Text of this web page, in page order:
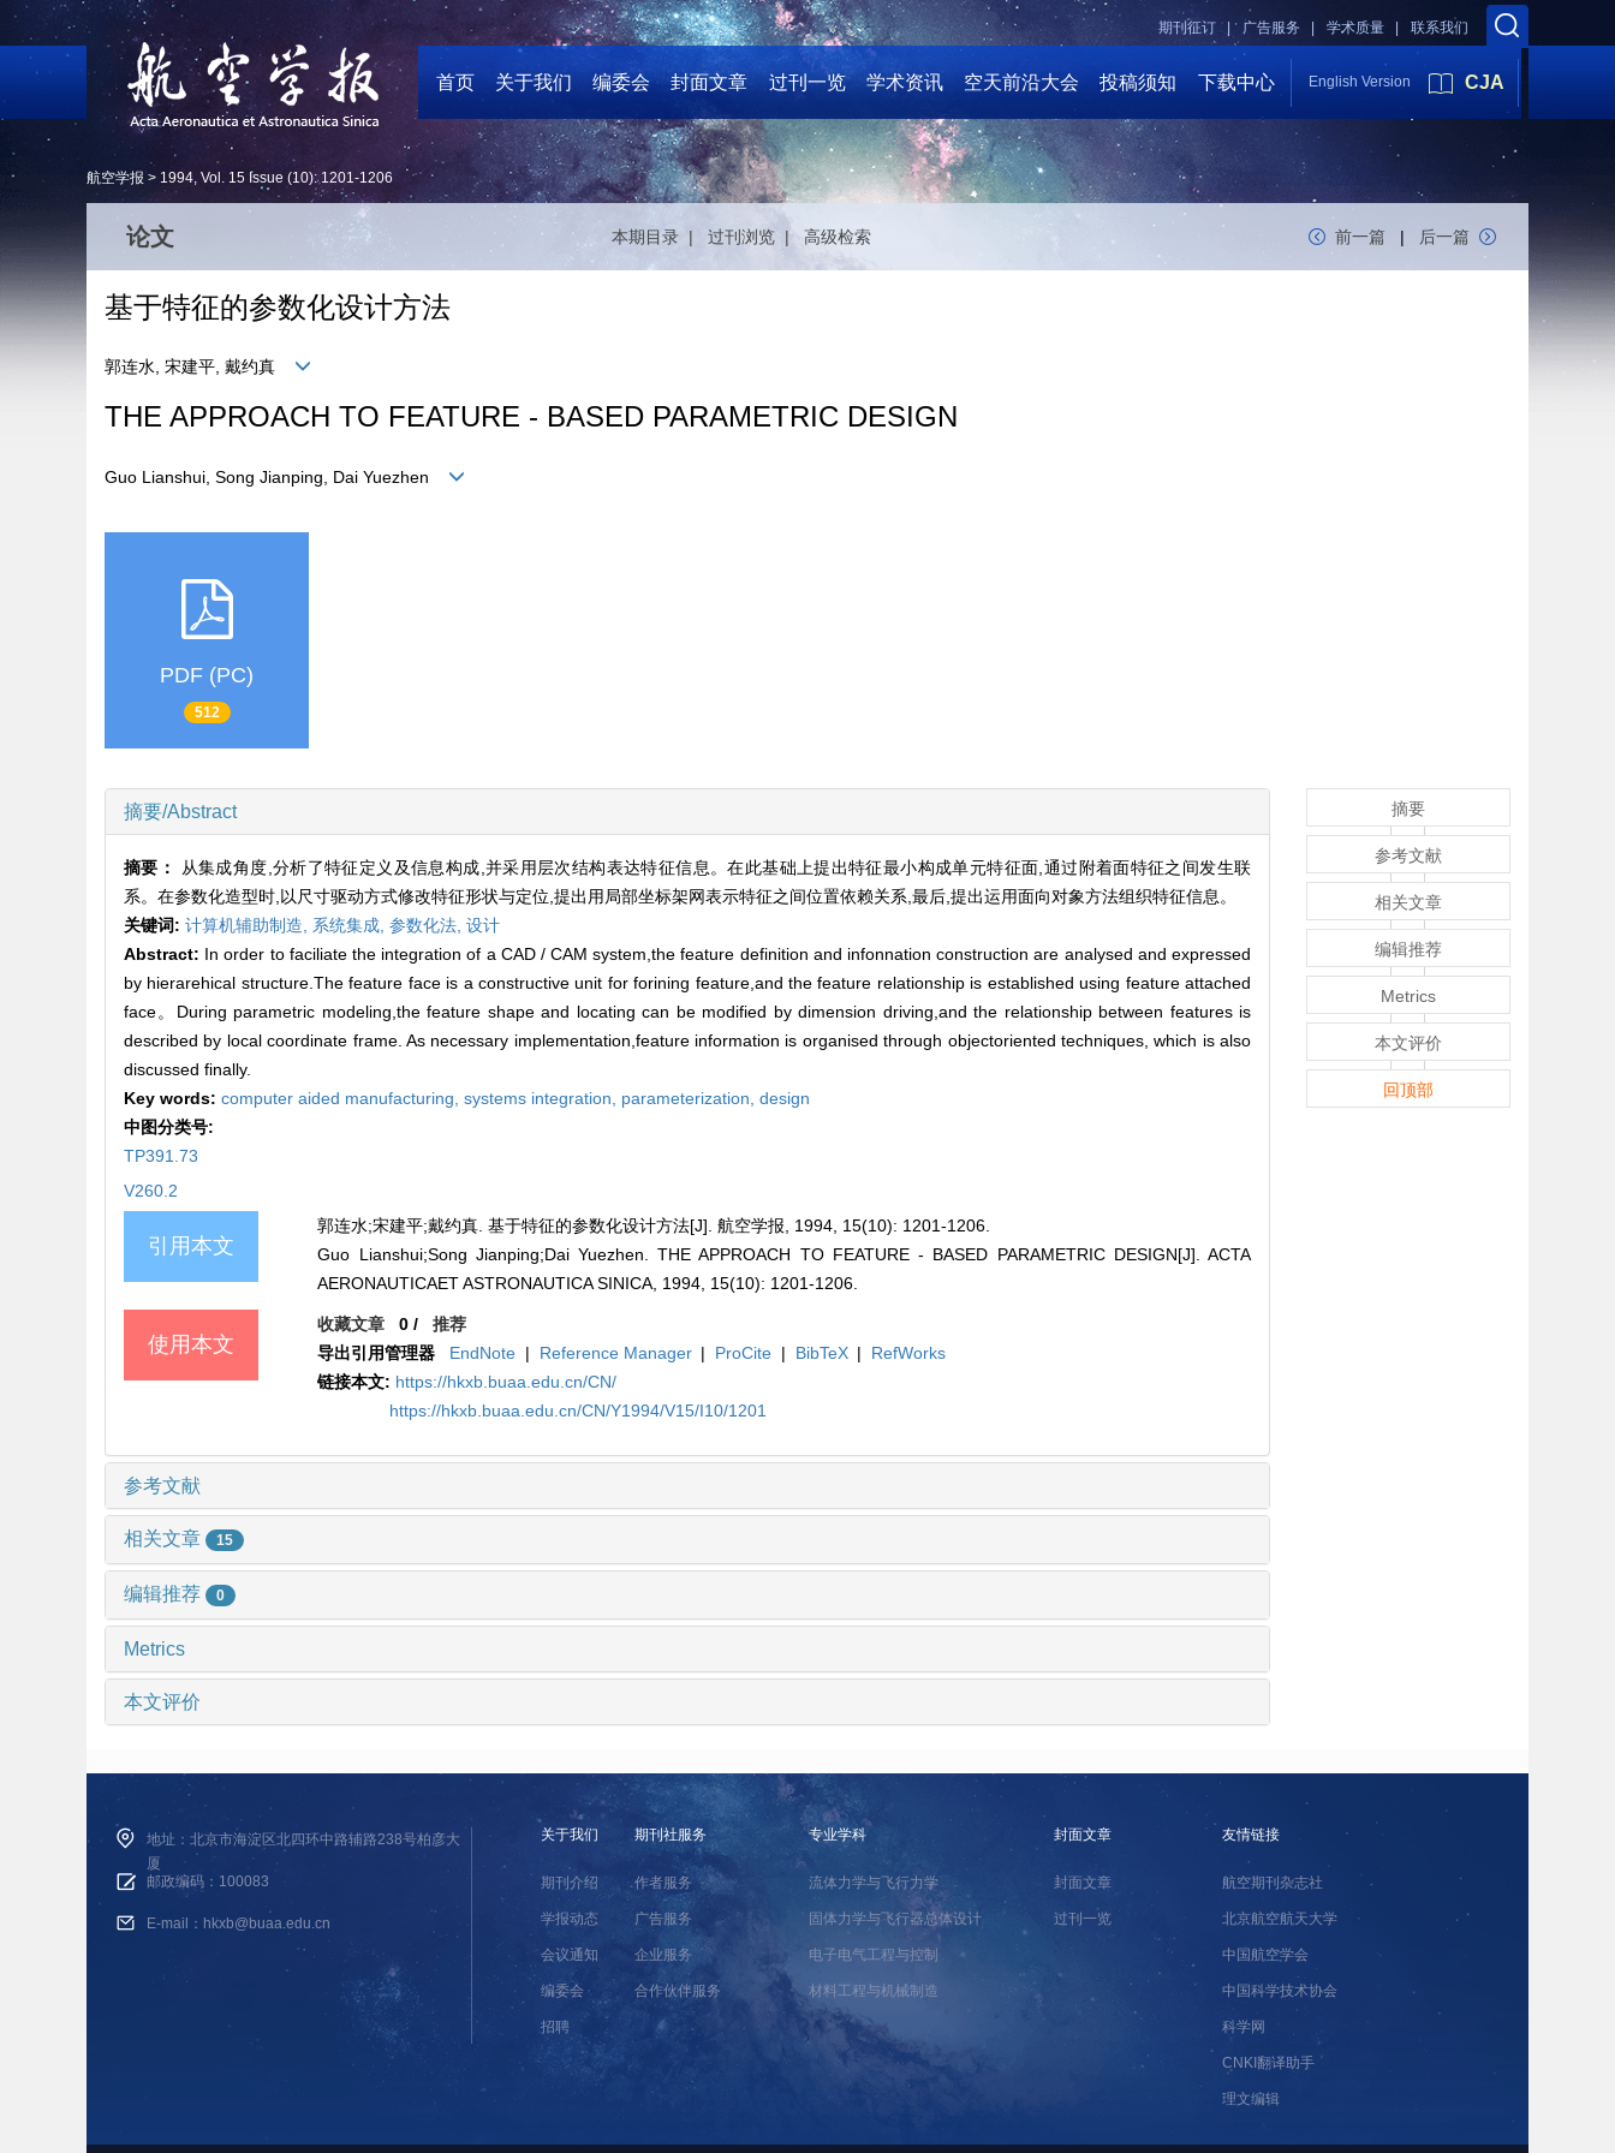
联系我们
学术质量 |
广告服务 |
期刊征订 |
首页 关于我们 编委会 封面文章 过刊一览 学术资讯 空天前沿大会 投稿须知 下载中心 English Version CJA
航空学报 > 1994, Vol. 15 Issue (10): 1201-1206
论文 本期目录 | 过刊浏览 | 高级检索 前一篇 | 后一篇
基于特征的参数化设计方法
郭连水, 宋建平, 戴约真
THE APPROACH TO FEATURE - BASED PARAMETRIC DESIGN
Guo Lianshui, Song Jianping, Dai Yuezhen
PDF (PC)
512
摘要/Abstract
摘要： 从集成角度,分析了特征定义及信息构成,并采用层次结构表达特征信息。在此基础上提出特征最小构成单元特征面,通过附着面特征之间发生联
系。在参数化造型时,以尺寸驱动方式修改特征形状与定位,提出用局部坐标架网表示特征之间位置依赖关系,最后,提出运用面向对象方法组织特征信息。
关键词: 计算机辅助制造, 系统集成, 参数化法, 设计
Abstract: In order to faciliate the integration of a CAD / CAM system,the feature definition and infonnation construction are analysed and expressed
by hierarehical structure.The feature face is a constructive unit for forining feature,and the feature relationship is established using feature attached
face。During parametric modeling,the feature shape and locating can be modified by dimension driving,and the relationship between features is
described by local coordinate frame. As necessary implementation,feature information is organised through objectoriented techniques, which is also
discussed finally.
Key words: computer aided manufacturing, systems integration, parameterization, design
中图分类号:
TP391.73
V260.2
引用本文
郭连水;宋建平;戴约真. 基于特征的参数化设计方法[J]. 航空学报, 1994, 15(10): 1201-1206.
Guo Lianshui;Song Jianping;Dai Yuezhen. THE APPROACH TO FEATURE - BASED PARAMETRIC DESIGN[J]. ACTA
AERONAUTICAET ASTRONAUTICA SINICA, 1994, 15(10): 1201-1206.
使用本文
收藏文章 0 /推荐
导出引用管理器
EndNote | Reference Manager | ProCite | BibTeX |
RefWorks
链接本文: https://hkxb.buaa.edu.cn/CN/
https://hkxb.buaa.edu.cn/CN/Y1994/V15/I10/1201
参考文献
相关文章 15
编辑推荐 0
Metrics
本文评价
摘要
参考文献
相关文章
编辑推荐
Metrics
本文评价
回顶部
地址：北京市海淀区北四环中路辅路238号柏彦大
厦
邮政编码：100083
E-mail：hkxb@buaa.edu.cn
关于我们
期刊介绍
学报动态
会议通知
编委会
招聘
期刊社服务
作者服务
广告服务
企业服务
合作伙伴服务
专业学科
流体力学与飞行力学
固体力学与飞行器总体设计
电子电气工程与控制
材料工程与机械制造
封面文章
封面文章
过刊一览
友情链接
航空期刊杂志社
北京航空航天大学
中国航空学会
中国科学技术协会
科学网
CNKI翻译助手
理文编辑